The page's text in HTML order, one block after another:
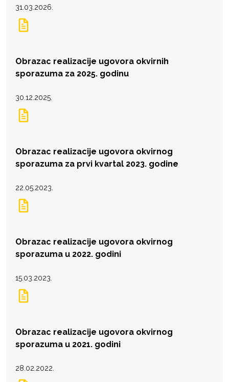
31.03.2026.
Obrazac realizacije ugovora okvirnih
sporazuma za 2025. godinu
30.12.2025.
Obrazac realizacije ugovora okvirnog
sporazuma za prvi kvartal 2023. godine
22.05.2023.
Obrazac realizacije ugovora okvirnog
sporazuma u 2022. godini
15.03.2023.
Obrazac realizacije ugovora okvirnog
sporazuma u 2021. godini
28.02.2022.